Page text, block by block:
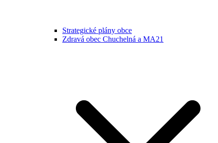
Strategické plány obce
Zdravá obec Chuchelná a MA21